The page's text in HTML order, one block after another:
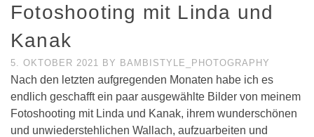
Fotoshooting mit Linda und
Kanak
5. OKTOBER 2021 BY BAMBISTYLE_PHOTOGRAPHY
Nach den letzten aufgregenden Monaten habe ich es
endlich geschafft ein paar ausgewählte Bilder von meinem
Fotoshooting mit Linda und Kanak, ihrem wunderschönen
und unwiederstehlichen Wallach, aufzuarbeiten und